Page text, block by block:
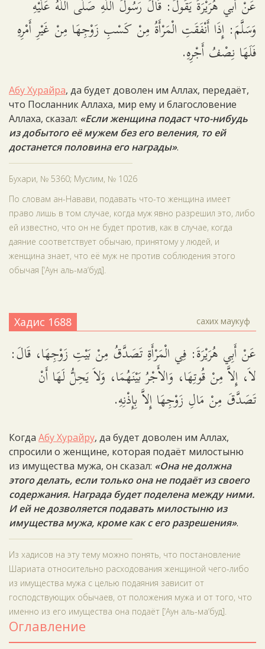
عَنْ أَبي هُرَيْرَةَ يَقُولُ: قَالَ رَسُولُ اللَّهِ صَلَّى اللَّهُ عَلَيْهِ
وَسَلَّمَ: إِذَا أَنْفَقَتِ الْمَرْأَةُ مِنْ كَسْبِ زَوْجِهَا مِنْ غَيْرِ أَمْرِهِ
فَلَهَا نِصْفُ أَجْرِهِ.
Абу Хурайра, да будет доволен им Аллах, передаёт,
что Посланник Аллаха, мир ему и благословение
Аллаха, сказал: «Если женщина подаст что-нибудь
из добытого её мужем без его веления, то ей
достанется половина его награды».
Бухари, № 5360; Муслим, № 1026
По словам ан-Навави, подавать что-то женщина имеет
право лишь в том случае, когда муж явно разрешил это, либо
ей известно, что он не будет против, как в случае, когда
даяние соответствует обычаю, принятому у людей, и
женщина знает, что её муж не против соблюдения этого
обычая [‘Аун аль-ма‘буд].
Хадис 1688 сахих маукуф
عَنْ أَبِي هُرَيْرَةَ: فِي الْمَرْأَةِ تَصَدَّقُ مِنْ بَيْتِ زَوْجِهَا، قَالَ:
لاَ، إِلاَّ مِنْ قُوتِهَا، وَالأَجْرُ بَيْنَهُمَا، وَلاَ يَحِلُّ لَهَا أَنْ
تَصَدَّقَ مِنْ مَالِ زَوْجِهَا إِلاَّ بِإِذْنِهِ.
Когда Абу Хурайру, да будет доволен им Аллах,
спросили о женщине, которая подаёт милостыню
из имущества мужа, он сказал: «Она не должна
этого делать, если только она не подаёт из своего
содержания. Награда будет поделена между ними.
И ей не дозволяется подавать милостыню из
имущества мужа, кроме как с его разрешения».
Из хадисов на эту тему можно понять, что постановление
Шариата относительно расходования женщиной чего-либо
из имущества мужа с целью подаяния зависит от
господствующих обычаев, от положения мужа и от того, что
именно из его имущества она подаёт [‘Аун аль-ма‘буд].
Оглавление